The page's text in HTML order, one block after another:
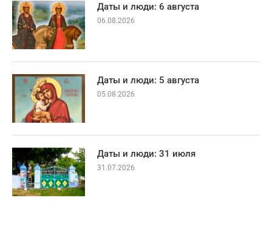
Даты и люди: 6 августа
06.08.2026
Даты и люди: 5 августа
05.08.2026
Даты и люди: 31 июля
31.07.2026